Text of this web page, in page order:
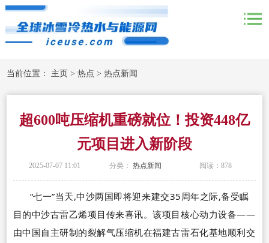
当前位置： 主页 >热点 >热点新闻
超600吨压缩机重磅就位！投资448亿
元项目进入新阶段
2025-07-07 11:01 分类：热点新闻 阅读：878
“七一”当天,中沙两国即将迎来建交35 周年之际,备受瞩
目的中沙古雷乙烯项目传来喜讯。该项目核心动力设备——
由中国自主研制的裂解气压缩机在福建古雷石化基地顺利交